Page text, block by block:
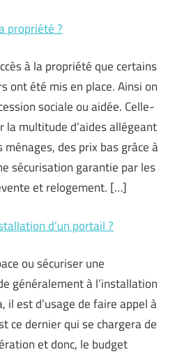
propriété ?
à la propriété que certains
ont été mis en place. Ainsi on
sociale ou aidée. Celle-
la multitude d’aides allégeant
ménages, des prix bas grâce à
sécurisation garantie par les
et relogement. […]
d’un portail ?
ou sécuriser une
généralement à l’installation
il est d’usage de faire appel à
ce dernier qui se chargera de
et donc, le budget